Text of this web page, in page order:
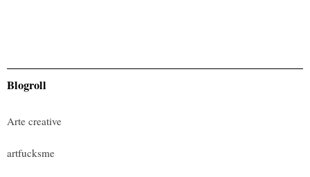
Blogroll
Arte creative
artfucksme